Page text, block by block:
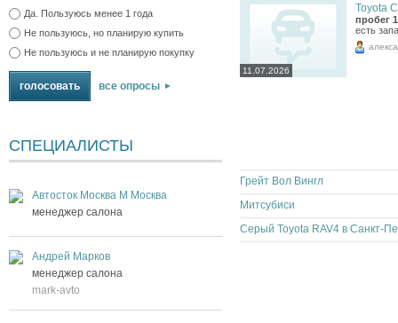
Да. Пользуюсь менее 1 года
Не пользуюсь, но планирую купить
Не пользуюсь и не планирую покупку
все опросы
СПЕЦИАЛИСТЫ
Автосток Москва М Москва
менеджер салона
Андрей Марков
менеджер салона
mark-avto
11.07.2026
Toyota
пробег
есть
Грейт Вол Вингл
Митсубиси